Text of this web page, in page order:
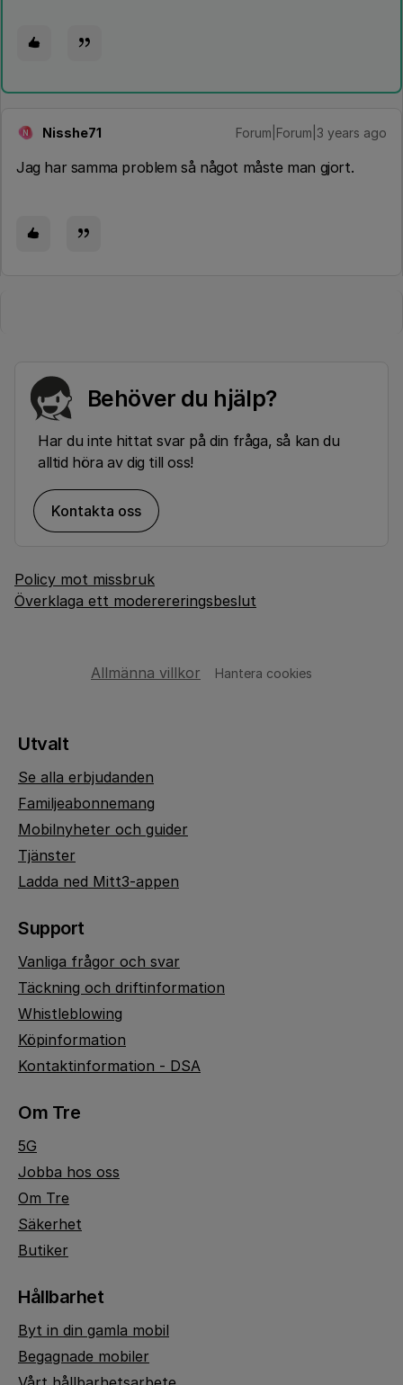
N Nisshe71 Forum|Forum|3 years ago
Jag har samma problem så något måste man gjort.
Behöver du hjälp?
Har du inte hittat svar på din fråga, så kan du
alltid höra av dig till oss!
Kontakta oss
Policy mot missbruk
Överklaga ett moderereringsbeslut
Allmänna villkor Hantera cookies
Utvalt
Se alla erbjudanden
Familjeabonnemang
Mobilnyheter och guider
Tjänster
Ladda ned Mitt3-appen
Support
Vanliga frågor och svar
Täckning och driftinformation
Whistleblowing
Köpinformation
Kontaktinformation - DSA
Om Tre
5G
Jobba hos oss
Om Tre
Säkerhet
Butiker
Hållbarhet
Byt in din gamla mobil
Begagnade mobiler